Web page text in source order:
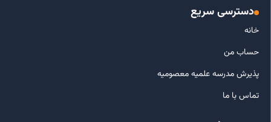
دسترسی سریع
خانه
حساب من
پذیرش مدرسه علمیه معصومیه
تماس با ما